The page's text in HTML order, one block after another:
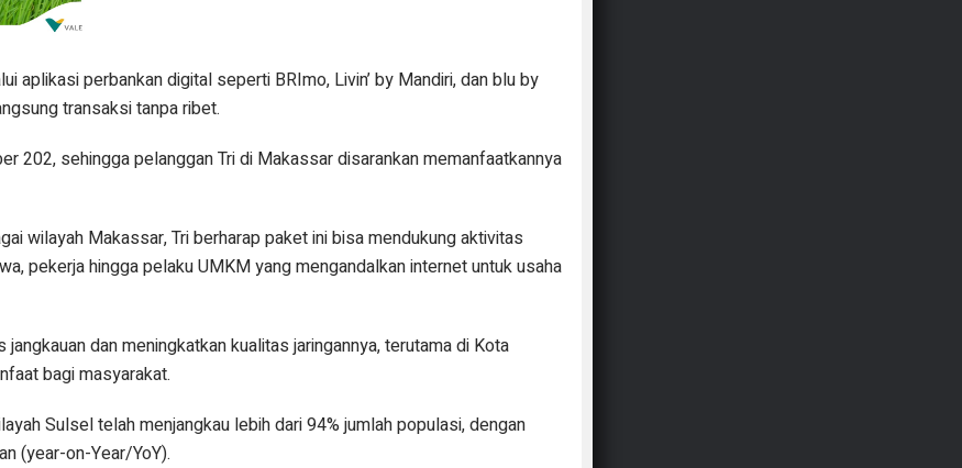
aplikasi perbankan digital seperti BRImo, Livin’ by Mandiri, dan blu by
transaksi tanpa ribet.
202, sehingga pelanggan Tri di Makassar disarankan memanfaatkannya
wilayah Makassar, Tri berharap paket ini bisa mendukung aktivitas
pekerja hingga pelaku UMKM yang mengandalkan internet untuk usaha
dan meningkatkan kualitas jaringannya, terutama di Kota
bagi masyarakat.
Sulsel telah menjangkau lebih dari 94% jumlah populasi, dengan
(year-on-Year/YoY).